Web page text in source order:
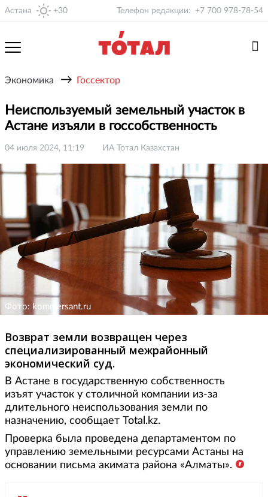
Астана +30 Телефон редакции: +7 700 978-78-54
Экономика → Госсектор
Неиспользуемый земельный участок в
Астане изъяли в госсобственность
04 июля 2024, 11:19 ИА Тотал Казахстан
Фото: kommersant.ru
Возврат земли возвращен через
специализированный межрайонный
экономический суд.
В Астане в государственную собственность
изъят участок у столичной компании из-за
длительного неиспользования земли по
назначению, сообщает Total.kz.
Проверка была проведена департаментом по
управлению земельными ресурсами Астаны на
основании письма акимата района «Алматы».